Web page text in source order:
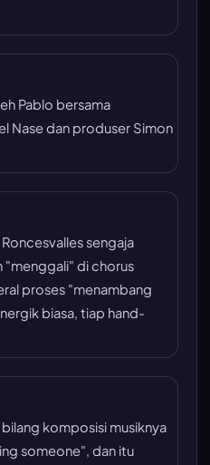
Pablo bersama
Nase dan produser Simon
sengaja
"menggali" di chorus
proses "menambang
biasa, tiap hand-
komposisi musiknya
someone", dan itu